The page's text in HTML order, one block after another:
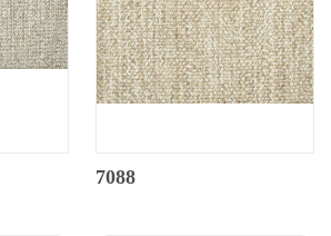
7088